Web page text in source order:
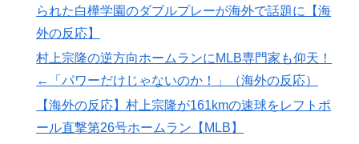
人が続出
▶ 外国人「ドイツと日本、あらゆる面を比較したらどっち
が上なの？」
▶ 海外「不思議だね！」日本の雇用制度の正しさに気づき
始めた欧米に海外が大騒ぎ
▶ 海外「日本人は何に使ってるんだ？」 世界的ブームの
られた白樺学園のダブルプレーが海外で話題に【海
外の反応】
村上宗隆の逆方向ホームランにMLB専門家も仰天！
←「パワーだけじゃないのか！」（海外の反応）
【海外の反応】村上宗隆が161kmの速球をレフトポ
ール直撃第26号ホームラン【MLB】